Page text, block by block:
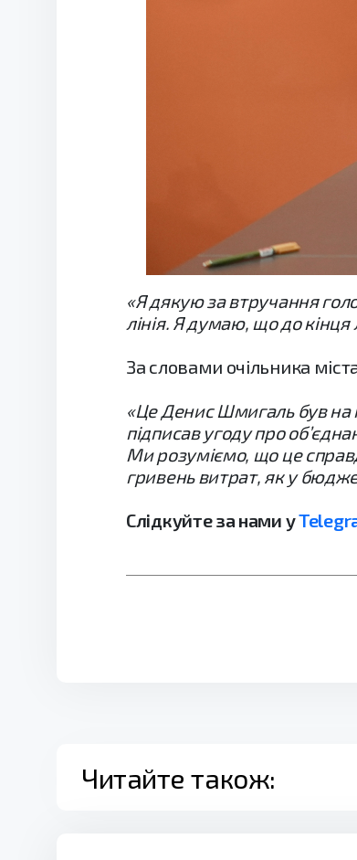
«Я дякую за втручання
лінія. Я думаю, що до кінця
За словами очільника
«Це Денис Шмигаль був на
підписав угоду про
Ми розуміємо, що це
гривень витрат, як у
Слідкуйте за нами у
Читайте також: